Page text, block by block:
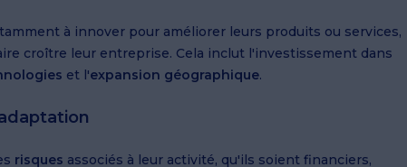
à innover pour améliorer leurs produits ou services,
croître leur entreprise. Cela inclut l'investissement dans
et l'expansion géographique.
risques associés à leur activité, qu'ils soient financiers,